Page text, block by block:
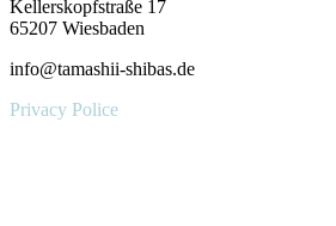
Kellerskopfstraße 17
65207 Wiesbaden
info@tamashii-shibas.de
Privacy Police